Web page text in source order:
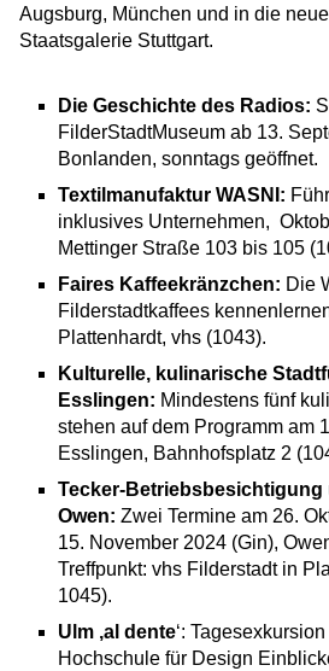
Augsburg, München und in die
Staatsgalerie Stuttgart.
Die Geschichte des Radios:
FilderStadtMuseum ab 13.
Bonlanden, sonntags geöffnet.
Textilmanufaktur WASNI:
inklusives Unternehmen,
Mettinger Straße 103 bis 105
Faires Kaffeekränzchen: Die
Filderstadtkaffees
Plattenhardt, vhs (1043).
Kulturelle, kulinarische
Esslingen: Mindestens fünf
stehen auf dem Programm am
Esslingen, Bahnhofsplatz 2
Tecker-Betriebsbesichtigung
Owen: Zwei Termine am 26.
15. November 2024 (Gin),
Treffpunkt: vhs Filderstadt in
1045).
Ulm ‚al dente‘:
Hochschule für Design